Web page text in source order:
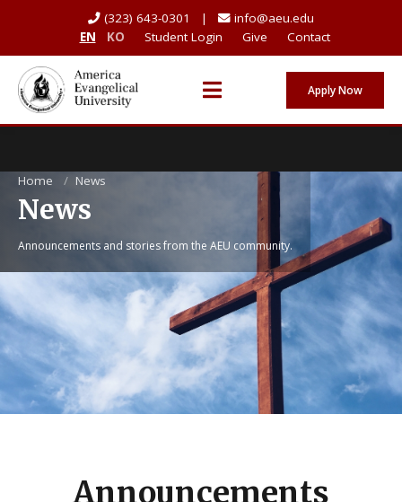
(323) 643-0301 |
info@aeu.edu
EN
KO Student Login Give Contact
Apply Now
Home / News
News
Announcements and stories from the AEU community.
Announcements